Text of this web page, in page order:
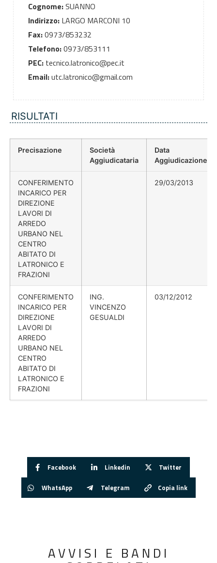
Cognome:SUANNO
Indirizzo:LARGO MARCONI 10
Fax:0973/853232
Telefono:0973/853111
PEC:tecnico.latronico@pec.it
Email:utc.latronico@gmail.com
RISULTATI
Precisazione
Società
Aggiudicataria
Data
Aggiudicazione
CONFERIMENTO
INCARICO PER
DIREZIONE
LAVORI DI
ARREDO
URBANO NEL
CENTRO
ABITATO DI
LATRONICO E
FRAZIONI
29/03/2013
CONFERIMENTO
INCARICO PER
DIREZIONE
LAVORI DI
ARREDO
URBANO NEL
CENTRO
ABITATO DI
LATRONICO E
FRAZIONI
ING.
VINCENZO
GESUALDI
03/12/2012
Facebook Linkedin Twitter
WhatsApp Telegram Copia link
AVVISI E BANDI